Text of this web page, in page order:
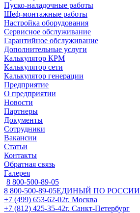
Пуско-наладочные работы
Шеф-монтажные работы
Настройка оборудования
Сервисное обслуживание
Гарантийное обслуживание
Дополнительные услуги
Калькулятор КРМ
Калькулятор сети
Калькулятор генерации
Предприятие
О предприятии
Новости
Партнеры
Документы
Сотрудники
Вакансии
Статьи
Контакты
Обратная связь
Галерея
8 800-500-89-05
8 800-500-89-05ЕДИНЫЙ ПО РОССИИ
+7 (499) 653-62-02г. Москва
+7 (812) 425-35-42г. Санкт-Петербург